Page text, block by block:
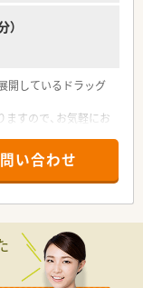
開しているドラッグ
すので、お気軽にお
希望によっての働き
い合わせ